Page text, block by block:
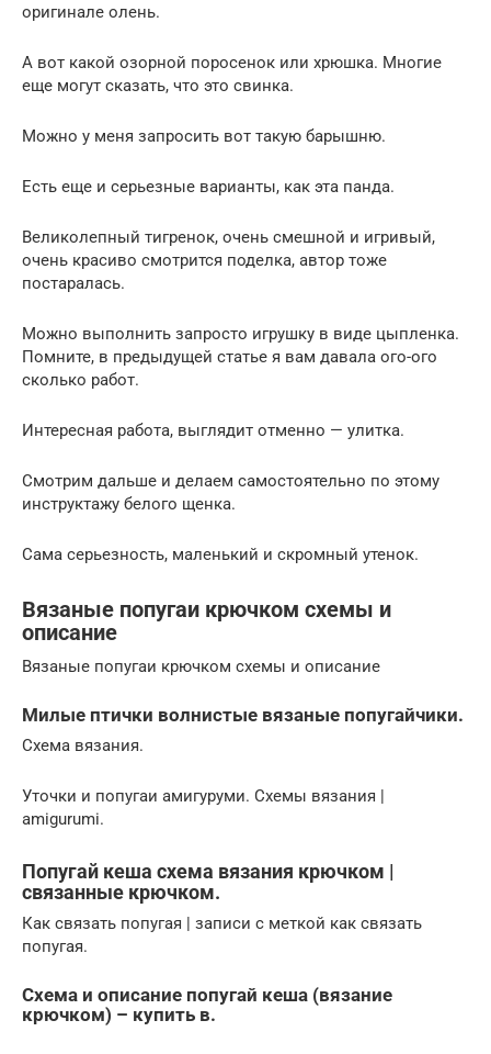
оригинале олень.
А вот какой озорной поросенок или хрюшка. Многие
еще могут сказать, что это свинка.
Можно у меня запросить вот такую барышню.
Есть еще и серьезные варианты, как эта панда.
Великолепный тигренок, очень смешной и игривый,
очень красиво смотрится поделка, автор тоже
постаралась.
Можно выполнить запросто игрушку в виде цыпленка.
Помните, в предыдущей статье я вам давала ого-ого
сколько работ.
Интересная работа, выглядит отменно — улитка.
Смотрим дальше и делаем самостоятельно по этому
инструктажу белого щенка.
Сама серьезность, маленький и скромный утенок.
Вязаные попугаи крючком схемы и
описание
Вязаные попугаи крючком схемы и описание
Милые птички волнистые вязаные попугайчики.
Схема вязания.
Уточки и попугаи амигуруми. Схемы вязания |
amigurumi.
Попугай кеша схема вязания крючком |
связанные крючком.
Как связать попугая | записи с меткой как связать
попугая.
Схема и описание попугай кеша (вязание
крючком) – купить в.